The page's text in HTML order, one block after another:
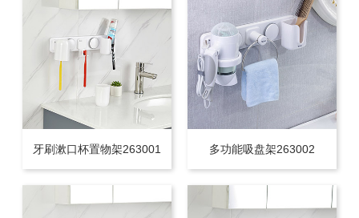
牙刷漱口杯置物架263001 多功能吸盘架263002